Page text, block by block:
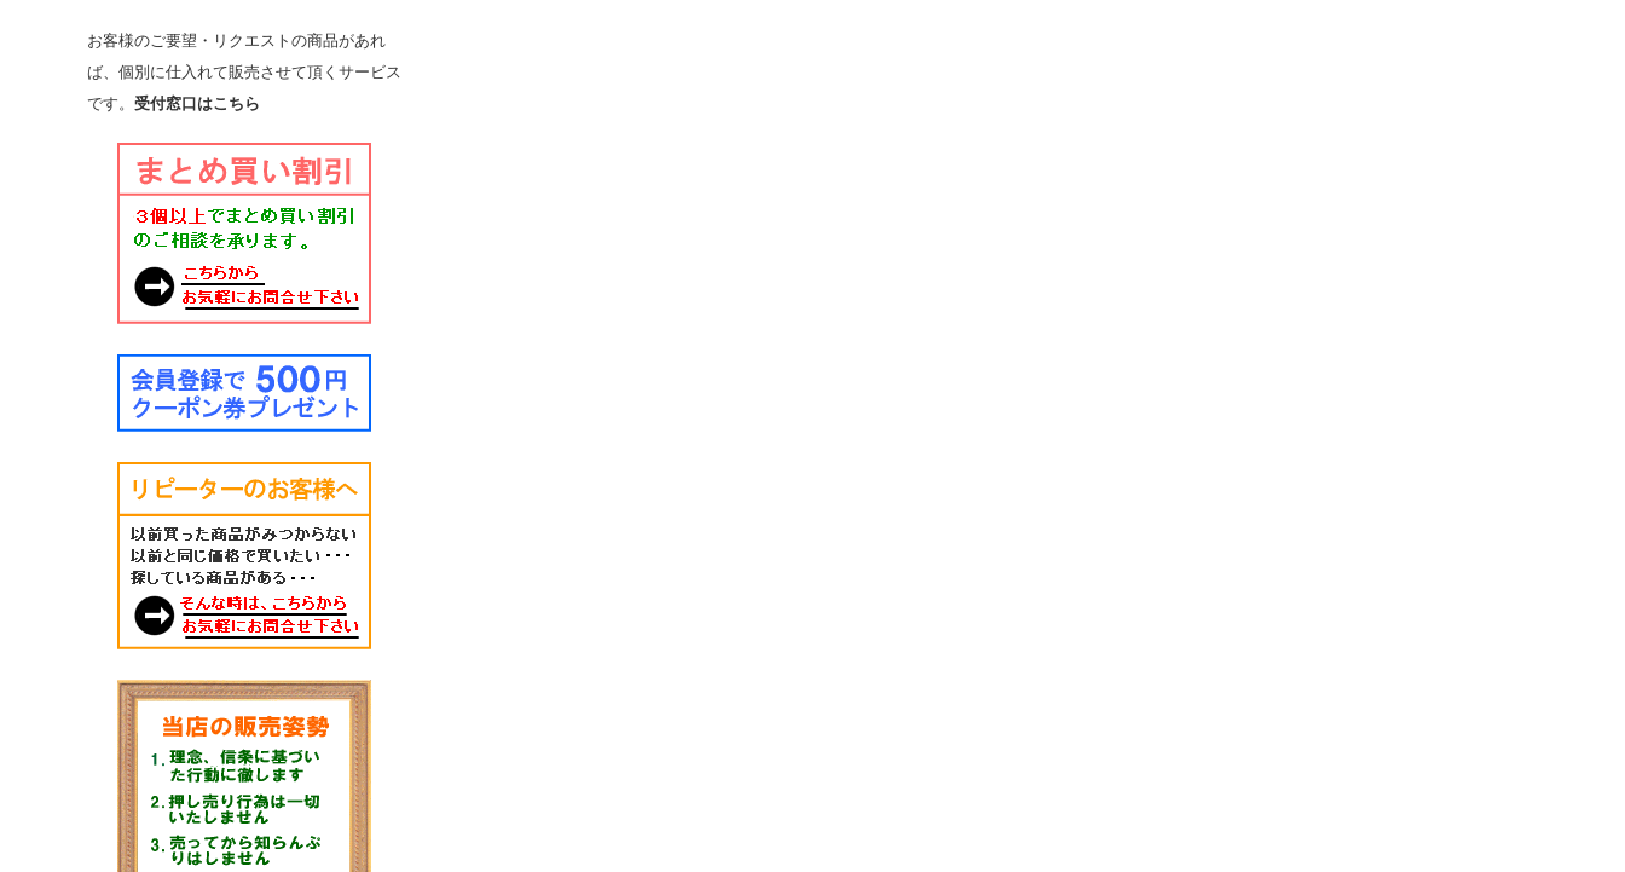
お客様のご要望・リクエストの商品があれ
ば、個別に仕入れて販売させて頂くサービス
です。 受付窓口はこちら